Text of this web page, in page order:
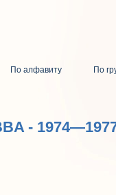
По алфавиту
По
-